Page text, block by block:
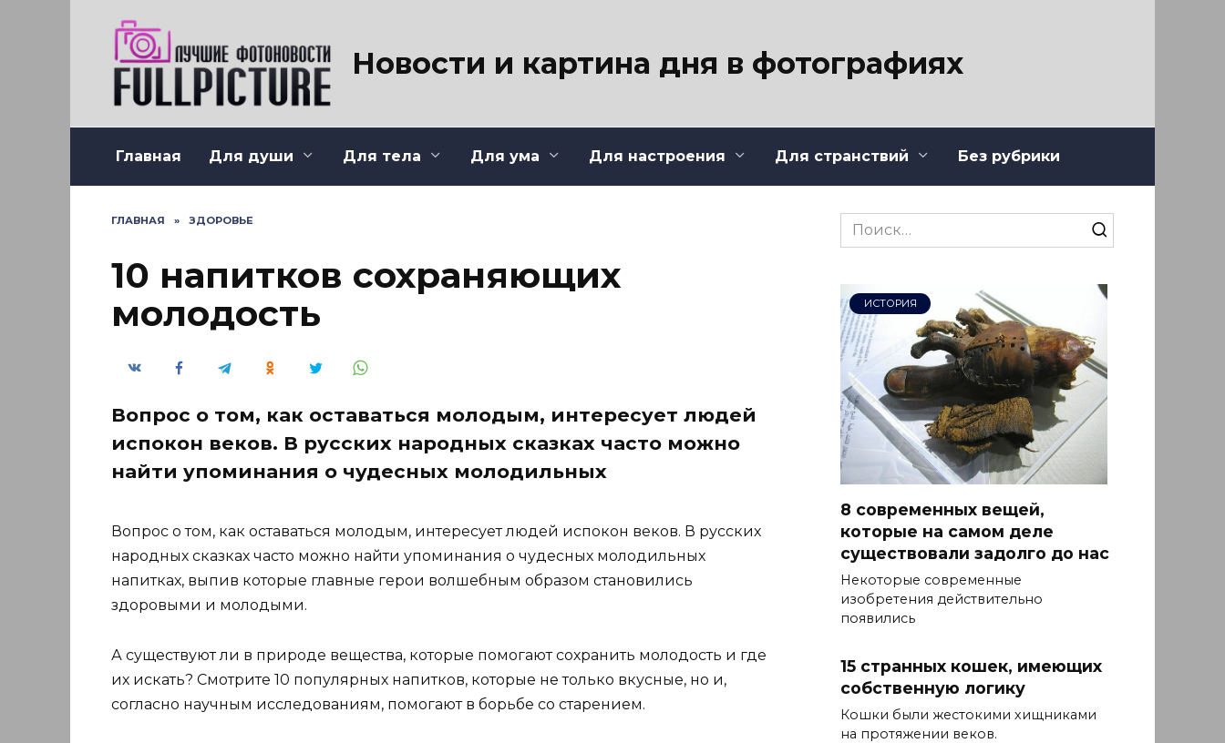
Новости и картина дня в фотографиях
Главная Для души Для тела Для ума Для настроения Для странствий Без рубрики
ГЛАВНАЯ » ЗДОРОВЬЕ
10 напитков сохраняющих
молодость
Вопрос о том, как оставаться молодым, интересует людей
испокон веков. В русских народных сказках часто можно
найти упоминания о чудесных молодильных
Вопрос о том, как оставаться молодым, интересует людей испокон веков. В русских
народных сказках часто можно найти упоминания о чудесных молодильных
напитках, выпив которые главные герои волшебным образом становились
здоровыми и молодыми.
А существуют ли в природе вещества, которые помогают сохранить молодость и где
их искать? Смотрите 10 популярных напитков, которые не только вкусные, но и,
согласно научным исследованиям, помогают в борьбе со старением.
Search
for:
ИСТОРИЯ
8 современных вещей,
которые на самом деле
существовали задолго до нас
Некоторые современные
изобретения действительно
появились
15 странных кошек, имеющих
собственную логику
Кошки были жестокими хищниками
на протяжении веков.